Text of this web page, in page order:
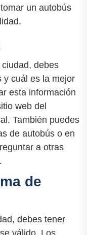
un autobús
debes
y cuál es la mejor
esta información
web del
También puedes
de autobús o en
a otras
de
debes tener
válido. Los